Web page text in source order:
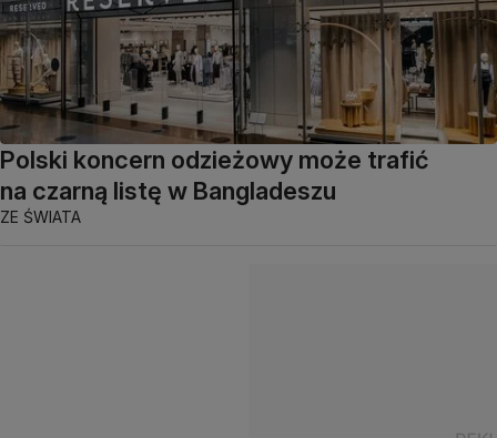
Polski koncern odzieżowy może trafić
na czarną listę w Bangladeszu
ZE ŚWIATA